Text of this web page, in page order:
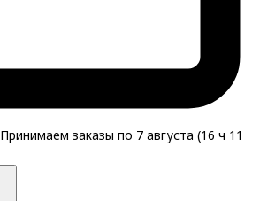
Принимаем заказы по 7 августа (16 ч 11